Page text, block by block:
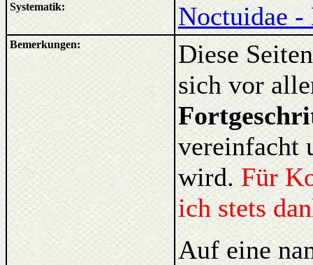
Systematik: Noctuidae
Bemerkungen:
Diese
sich vor
vereinfacht
wird. Für
ich stets
Auf eine